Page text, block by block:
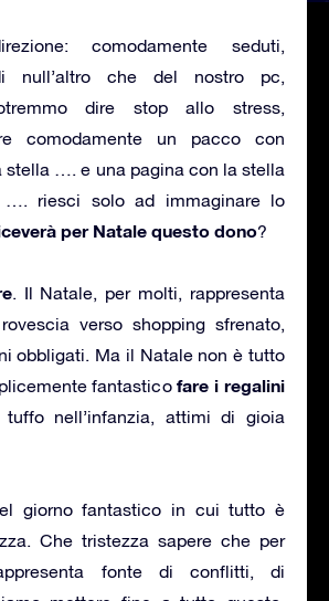
comodamente seduti,
null’altro che del nostro pc,
dire stop allo stress,
comodamente un pacco con
stella …. e una pagina con la stella
…. riesci solo ad immaginare lo
per Natale questo dono?
. Il Natale, per molti, rappresenta
verso shopping sfrenato,
obbligati. Ma il Natale non è tutto
fantasticofare i regalini
nell’infanzia, attimi di gioia
giorno fantastico in cui tutto è
Che tristezza sapere che per
fonte di conflitti, di